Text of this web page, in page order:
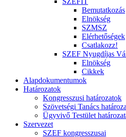
Bemutatkozás
Elnökség
SZMSZ
Elérhetőségek
Csatlakozz!
SZEF Nyugdíjas
Elnökség
Cikkek
Alapdokumentumok
Határozatok
Kongresszusi határozatok
Szövetségi Tanács
Ügyvivő Testület
Szervezet
SZEF kongresszusai